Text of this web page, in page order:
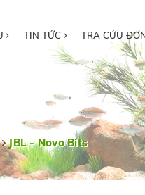
TIN TỨC TRA CỨU
JBL - Novo Bits